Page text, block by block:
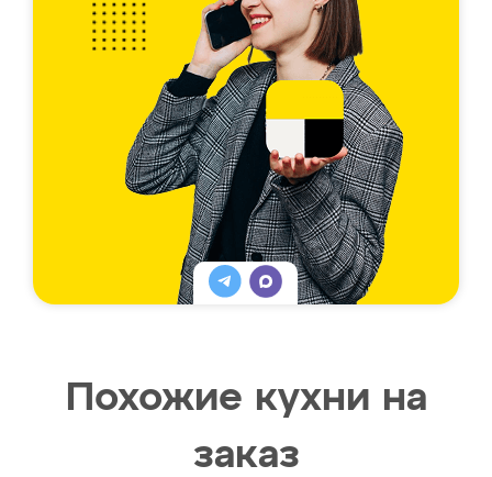
Похожие кухни на
заказ